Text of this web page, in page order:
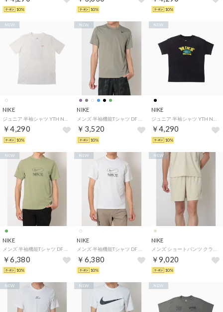
10% 10% 10%
NIKE
￥4,290
NEW
10%
NIKE
￥3,520
NEW
10%
NIKE
￥4,290
NEW
10%
NIKE
￥6,380
NEW
10%
NIKE
￥6,380
NEW
10%
NIKE
￥9,020
NEW
10%
NEW NEW NEW